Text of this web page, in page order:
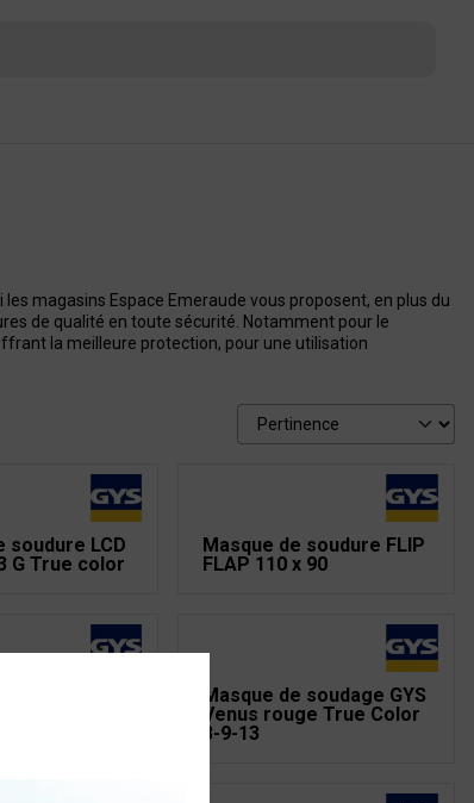
magasins Espace Emeraude vous proposent, en plus du
de qualité en toute sécurité. Notamment pour le
la meilleure protection, pour une utilisation
soudure LCD
G True color
Masque de soudure FLIP
FLAP 110 x 90
Masque de soudage GYS
Venus rouge True Color
3-9-13